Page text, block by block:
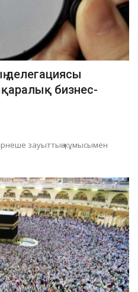
делегациясы
бизнес-
зауыттың жұмысымен